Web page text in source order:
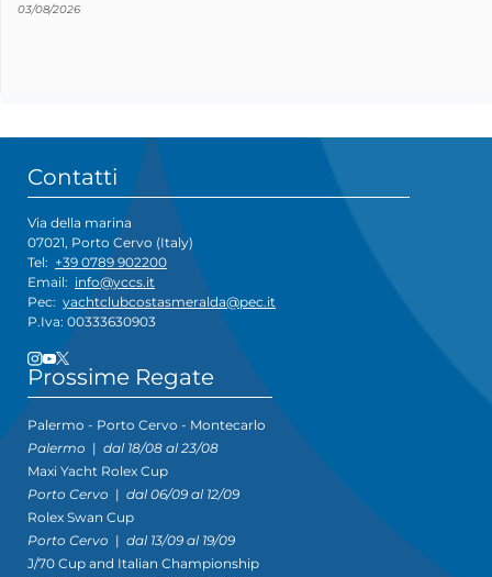
03/08/2026
Contatti
Via della marina
07021, Porto Cervo (Italy)
Tel: +39 0789 902200
Email: info@yccs.it
Pec: yachtclubcostasmeralda@pec.it
P.Iva: 00333630903
Prossime Regate
Palermo - Porto Cervo - Montecarlo
Palermo | dal 18/08 al 23/08
Maxi Yacht Rolex Cup
Porto Cervo | dal 06/09 al 12/09
Rolex Swan Cup
Porto Cervo | dal 13/09 al 19/09
J/70 Cup and Italian Championship